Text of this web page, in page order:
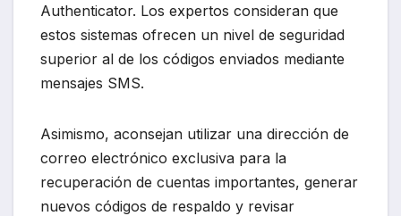
Authenticator. Los expertos consideran que
estos sistemas ofrecen un nivel de seguridad
superior al de los códigos enviados mediante
mensajes SMS.
Asimismo, aconsejan utilizar una dirección de
correo electrónico exclusiva para la
recuperación de cuentas importantes, generar
nuevos códigos de respaldo y revisar